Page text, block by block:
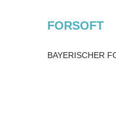
FORSOFT
BAYERISCHER